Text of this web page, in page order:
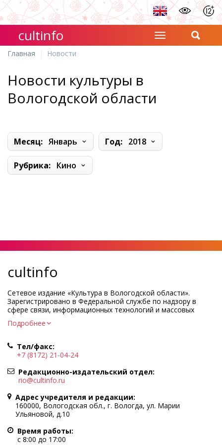
cultinfo
Главная Новости
Новости культуры в
Вологодской области
Месяц: Январь Год: 2018
Рубрика: Кино
cultinfo
Сетевое издание «Культура в Вологодской области».
Зарегистрировано в Федеральной службе по надзору в
сфере связи, информационных технологий и массовых
коммуникаций.
Регистрационный номер и дата принятия решения о
Учредитель КУ ВО «Информационно-аналитический центр
культуры»
Адрес учредителя и редакции: 160000, Вологодская обл., г.
Вологда, ул. Марии Ульяновой, д.10
Главный редактор — Легчанова Елена Григорьевна
Политика в отношении обработки персональных данных
При полном или частичном использовании информации
портала гиперссылка на cultinfo.ru обязательна.
Редакция не несет ответственности за достоверность
Подробнее
Тел/факс:
+7 (8172) 21-04-24
Редакционно-издательский отдел:
rio@cultinfo.ru
Адрес учредителя и редакции:
160000, Вологодская обл., г. Вологда, ул. Марии
Ульяновой, д.10
Время работы:
с 8:00 до 17:00